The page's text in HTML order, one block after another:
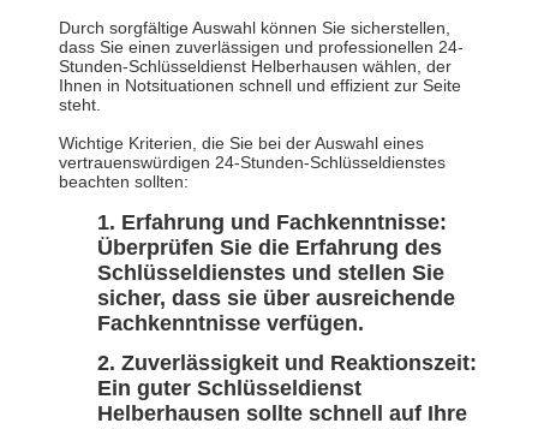
Durch sorgfältige Auswahl können Sie sicherstellen,
dass Sie einen zuverlässigen und professionellen 24-
Stunden-Schlüsseldienst Helberhausen wählen, der
Ihnen in Notsituationen schnell und effizient zur Seite
steht.
Wichtige Kriterien, die Sie bei der Auswahl eines
vertrauenswürdigen 24-Stunden-Schlüsseldienstes
beachten sollten:
Erfahrung und Fachkenntnisse:
Überprüfen Sie die Erfahrung des
Schlüsseldienstes und stellen Sie
sicher, dass sie über ausreichende
Fachkenntnisse verfügen.
Zuverlässigkeit und Reaktionszeit:
Ein guter Schlüsseldienst
Helberhausen sollte schnell auf Ihre